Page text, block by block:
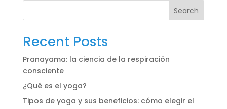
Search
Recent Posts
Pranayama: la ciencia de la respiración
consciente
¿Qué es el yoga?
Tipos de yoga y sus beneficios: cómo elegir el